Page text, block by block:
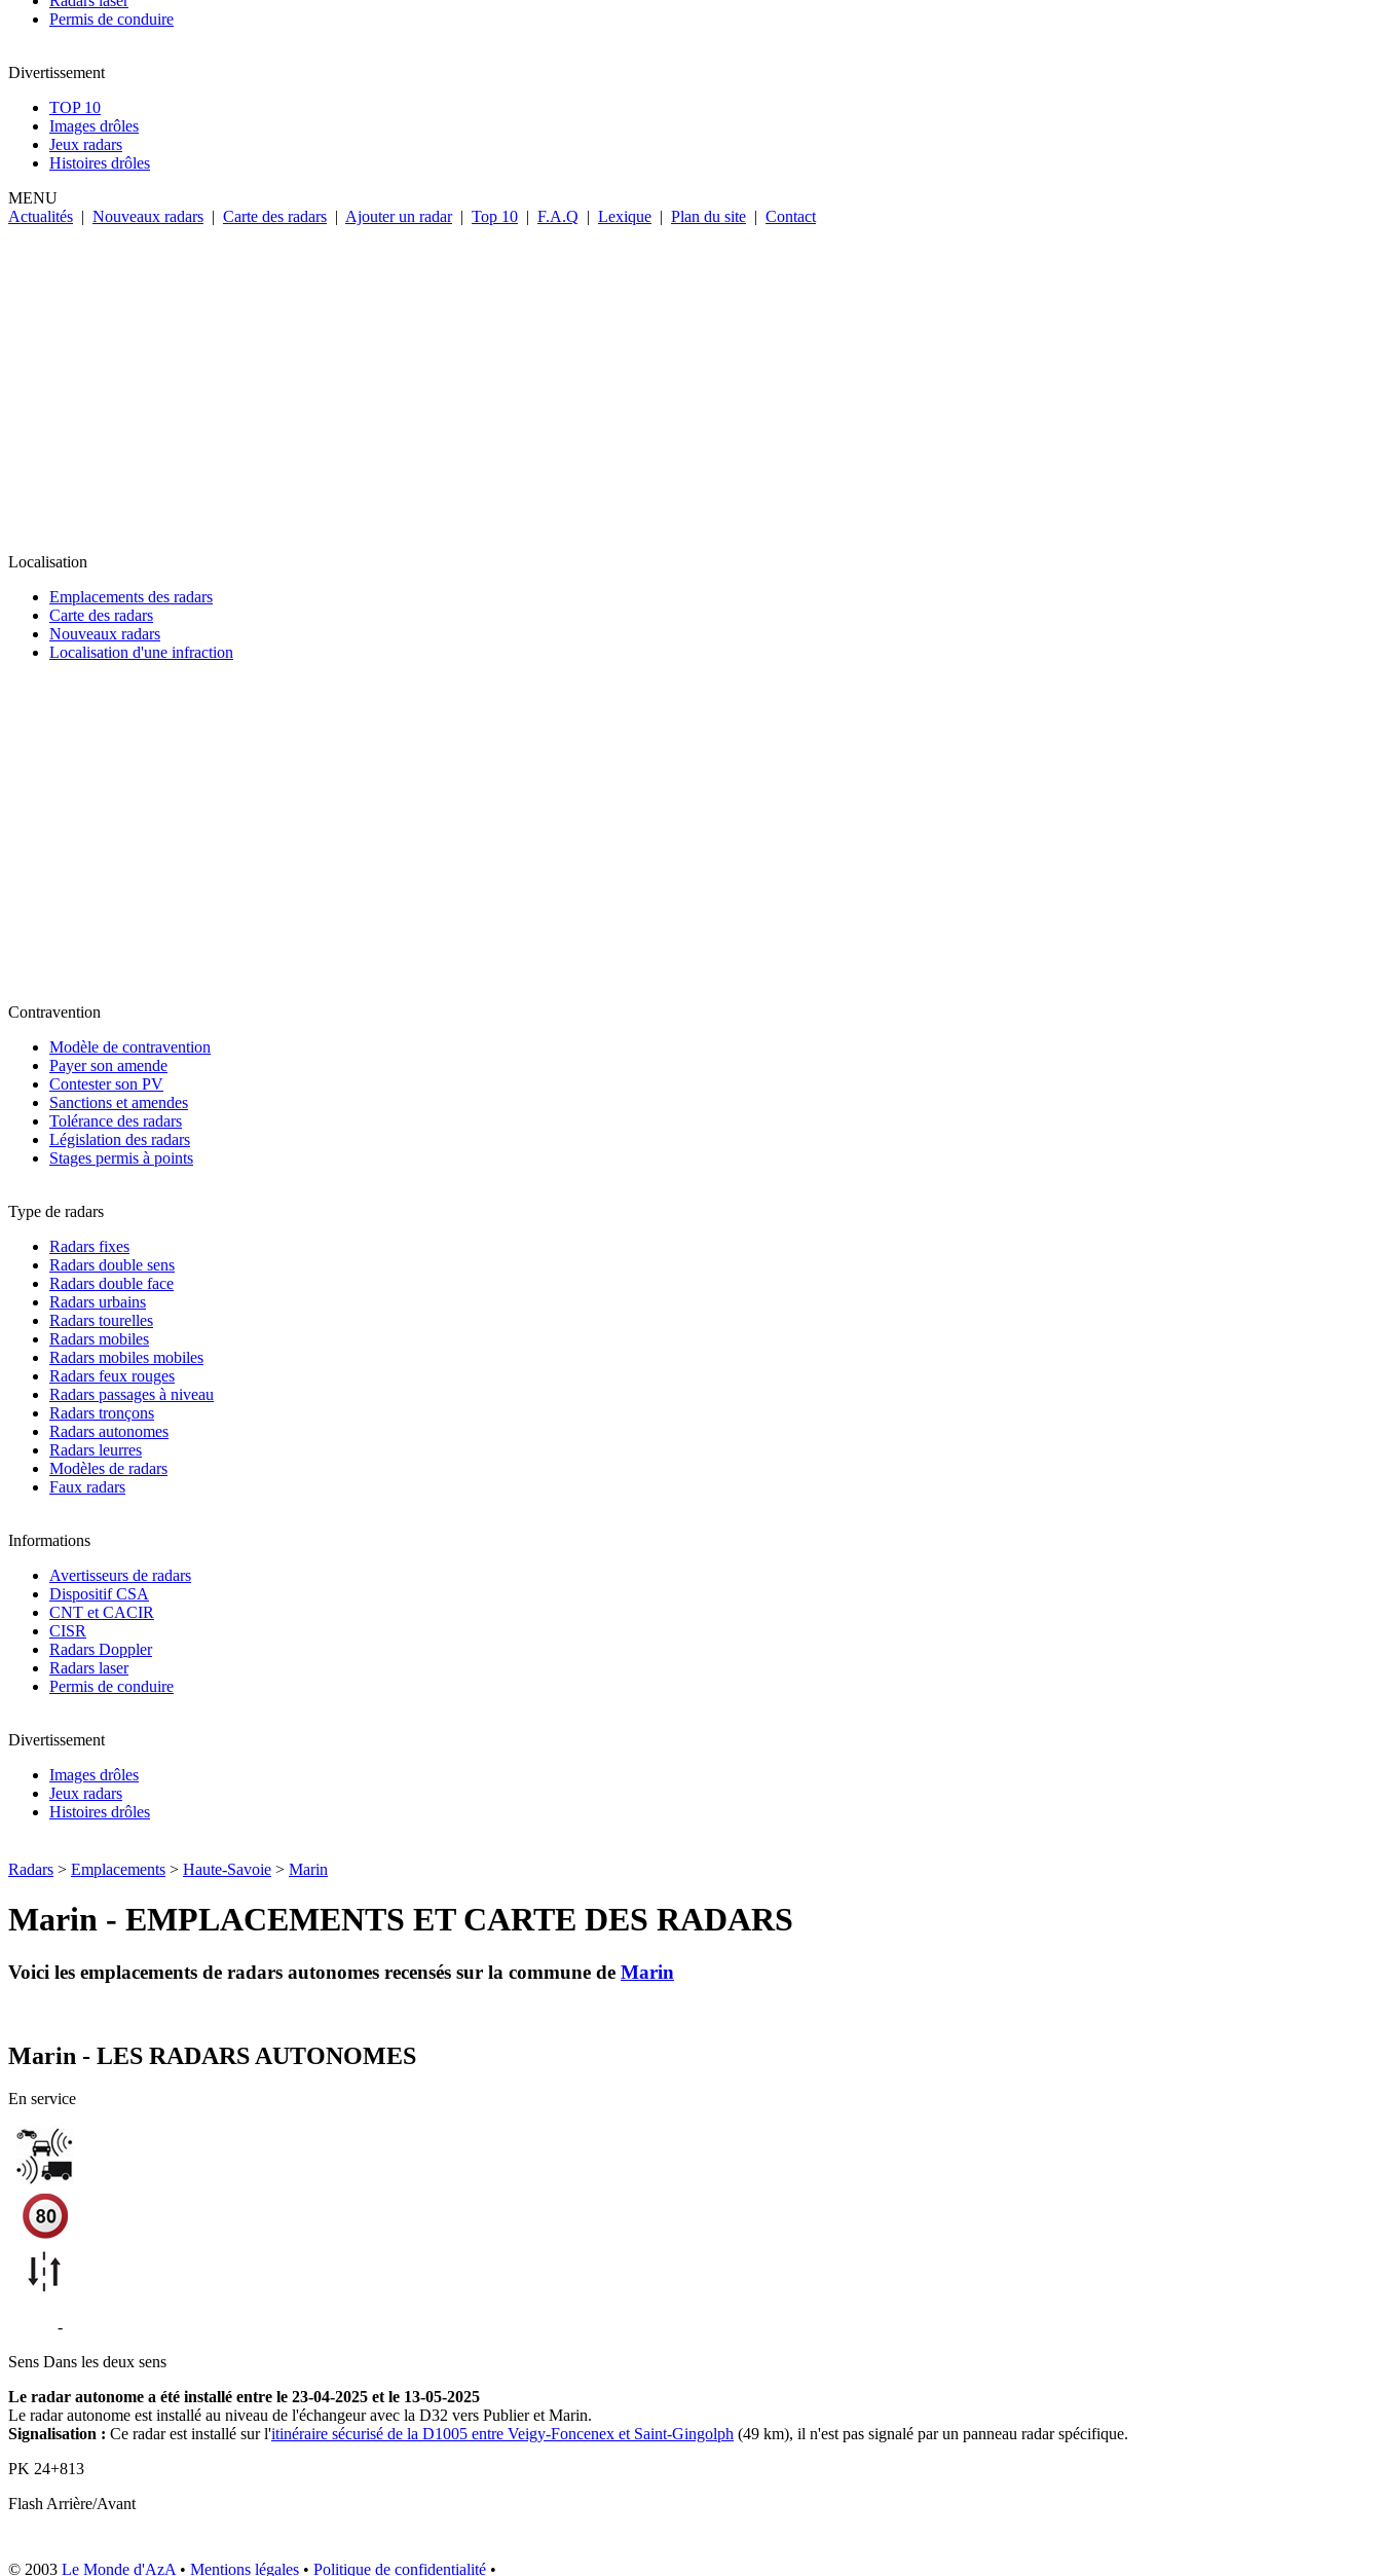
Permis de conduire
Divertissement
TOP 10
Images drôles
Jeux radars
Histoires drôles
MENU
Actualités | Nouveaux radars | Carte des radars | Ajouter un radar | Top 10 | F.A.Q | Lexique | Plan du site | Contact
Localisation
Emplacements des radars
Carte des radars
Nouveaux radars
Localisation d'une infraction
Contravention
Modèle de contravention
Payer son amende
Contester son PV
Sanctions et amendes
Tolérance des radars
Législation des radars
Stages permis à points
Type de radars
Radars fixes
Radars double sens
Radars double face
Radars urbains
Radars tourelles
Radars mobiles
Radars mobiles mobiles
Radars feux rouges
Radars passages à niveau
Radars tronçons
Radars autonomes
Radars leurres
Modèles de radars
Faux radars
Informations
Avertisseurs de radars
Dispositif CSA
CNT et CACIR
CISR
Radars Doppler
Radars laser
Permis de conduire
Divertissement
Images drôles
Jeux radars
Histoires drôles
Radars > Emplacements > Haute-Savoie > Marin
Marin - EMPLACEMENTS ET CARTE DES RADARS
Voici les emplacements de radars autonomes recensés sur la commune de Marin
Marin - LES RADARS AUTONOMES
En service
-
Sens Dans les deux sens
Le radar autonome a été installé entre le 23-04-2025 et le 13-05-2025
Le radar autonome est installé au niveau de l'échangeur avec la D32 vers Publier et Marin.
Signalisation : Ce radar est installé sur l'itinéraire sécurisé de la D1005 entre Veigy-Foncenex et Saint-Gingolph (49 km), il n'est pas signalé par un panneau radar spécifique.
PK 24+813
FlashArrière/Avant
© 2003 Le Monde d'AzA• Mentions légales • Politique de confidentialité •